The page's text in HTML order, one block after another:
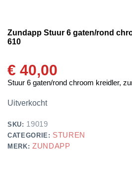
Zundapp Stuur 6 gaten/rond
610
€ 40,00
Stuur 6 gaten/rond chroom kreidler,
Uitverkocht
SKU: 19019
CATEGORIE: STUREN
MERK: ZUNDAPP